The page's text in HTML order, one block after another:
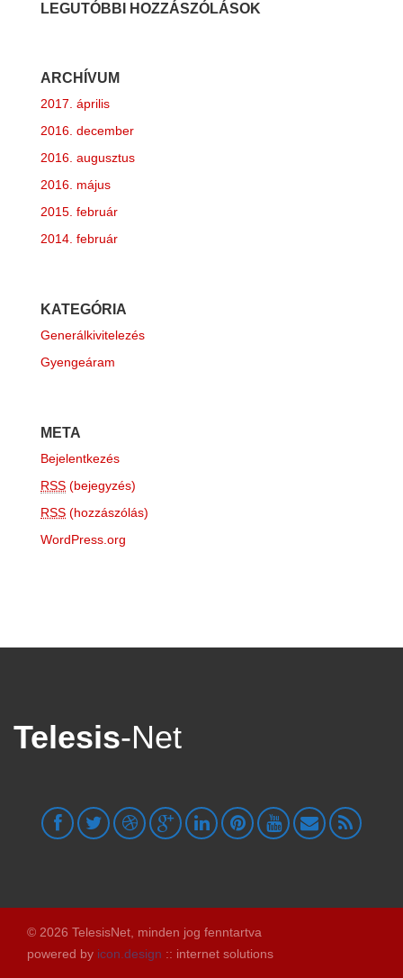
LEGUTÓBBI HOZZÁSZÓLÁSOK
ARCHÍVUM
2017. április
2016. december
2016. augusztus
2016. május
2015. február
2014. február
KATEGÓRIA
Generálkivitelezés
Gyengeáram
META
Bejelentkezés
RSS (bejegyzés)
RSS (hozzászólás)
WordPress.org
Telesis-Net
© 2026 TelesisNet, minden jog fenntartva
powered by icon.design :: internet solutions